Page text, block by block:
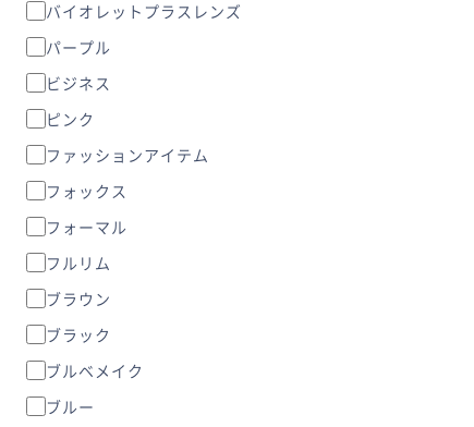
バイオレットプラスレンズ
パープル
ビジネス
ピンク
ファッションアイテム
フォックス
フォーマル
フルリム
ブラウン
ブラック
ブルベメイク
ブルー